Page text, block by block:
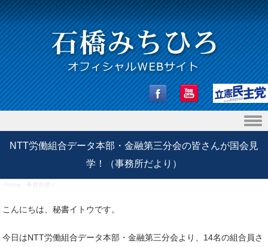
Skip to content
NTT労働組合データ本部・金融第三分会の皆さんが国会見
学！（事務所だより）
こんにちは、秘書イトウです。
今日はNTT労働組合データ本部・金融第三分会より、14名の組合員さ